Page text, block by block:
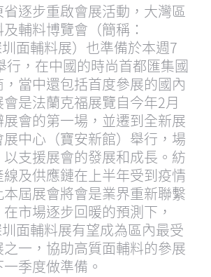
逐步重啟會展活動，大灣區
輔料博覽會（簡稱：
面輔料展）也準備於本週7
行，在中國的時尚首都匯集國
當中還包括首度參展的國內
是法蘭克福展覽自今年2月
會的第一場，並遷到全新展
中心（寶安新館）舉行，場
支援展會的發展和成長。紡
及供應鏈在上半年受到疫情
屆展會將會是業界重新聯繫
市場逐步回暖的預測下，
面輔料展有望成為區內最受
一，協助高質面輔料的參展
季度做準備。